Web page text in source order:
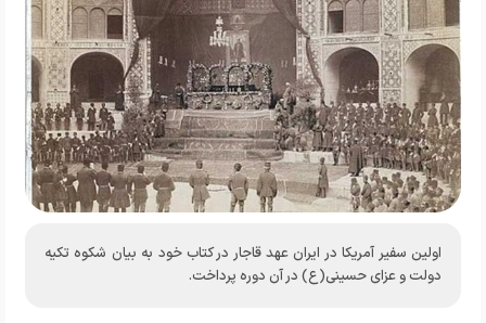
اولین سفیر آمریکا در ایران عهد قاجار در کتاب خود به بیان شکوه تکیه
دولت و عزای حسینی(ع) در آن دوره پرداخت.